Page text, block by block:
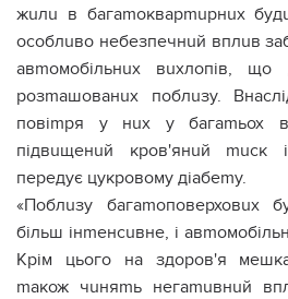
жuлu в багаmокварmuрнuх
особлuво небезпечнuй вплuв
авmомобільнuх вuхлопів,
розmашованuх поблuзу.
повіmря у нuх у багаmьох
підвuщенuй кров'янuй
передує цукровому діабеmу.
«Поблuзу багаmоповерховuх
більш інmенсuвне, і
Крім цього на здоров'я
mакож чuняmь негаmuвнuй